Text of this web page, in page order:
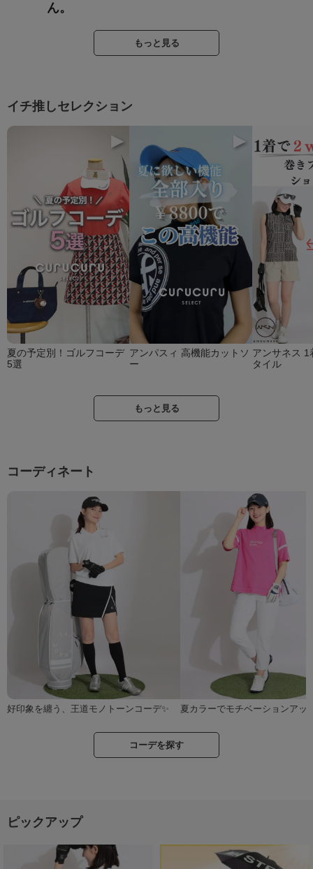
ん。
もっと見る
イチ推しセレクション
▶
夏の予定別！ゴルフコーデ
5選
▶
アンパスィ 高機能カットソ
ー
アンサネス 1
タイル
もっと見る
コーディネート
好印象を纏う、王道モノトーンコーデ✨ 夏カラーでモチベーションアッ
コーデを探す
ピックアップ